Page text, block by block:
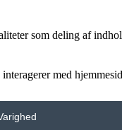
som deling af
med